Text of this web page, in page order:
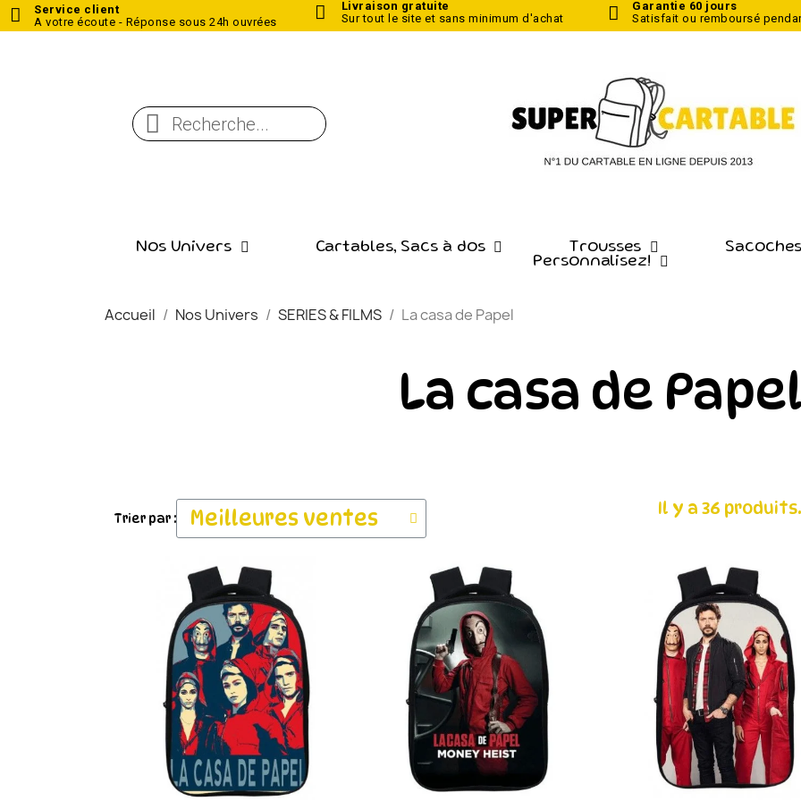
Service client
A votre écoute - Réponse sous 24h ouvrées
Livraison gratuite
Sur tout le siteet sans minimum d'achat
Garantie 60 jours
Satisfait ou remboursé
Nos Univers Cartables, Sacs à dos Trousses
Personnalisez!
Accueil Nos Univers SERIES & FILMS La casa de Papel
La casa de
Trier par :
Il y a 36